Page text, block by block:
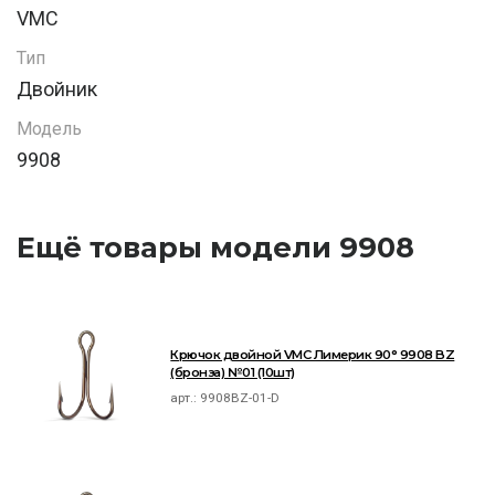
VMC
Тип
Двойник
Модель
9908
Ещё товары модели 9908
Крючок двойной VMC Лимерик 90° 9908 BZ
(бронза) №01 (10шт)
арт.: 9908BZ-01-D